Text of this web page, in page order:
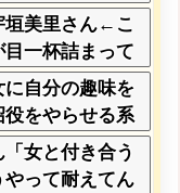
垣美里さん←こ
一杯詰まって
w w w
に自分の趣味を
をやらせる系
「女と付き合う
って耐えてん